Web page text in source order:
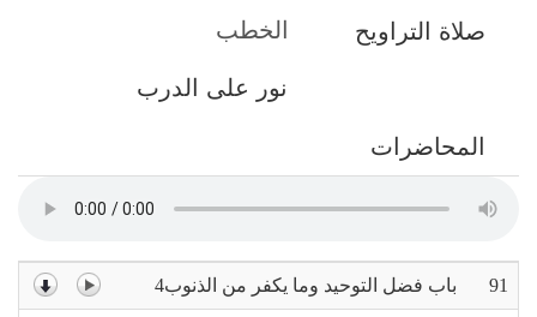
التبويبات
الأساسية
صلاة التراويح الخطب
النشطة)
نور على الدرب
المحاضرات
91 باب فضل التوحيد وما يكفر من الذنوب4